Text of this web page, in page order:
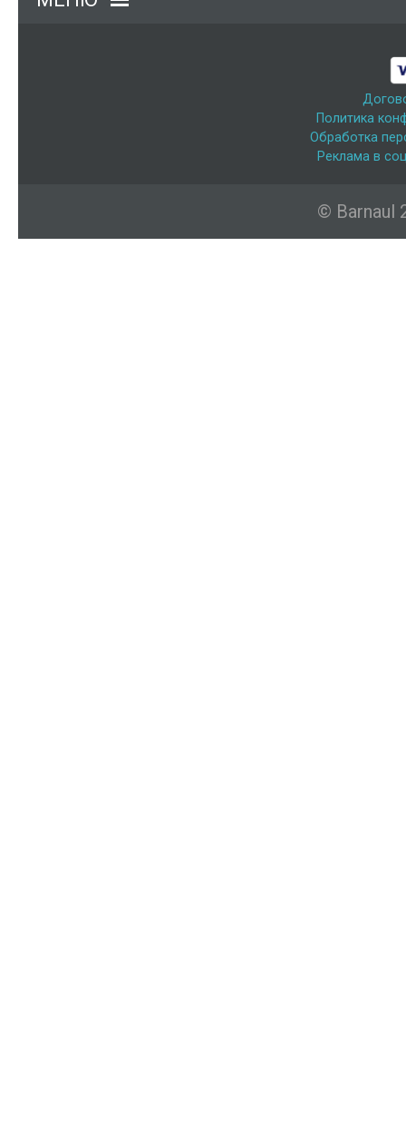
Политика
Обработка
Реклама в
© Barnaul